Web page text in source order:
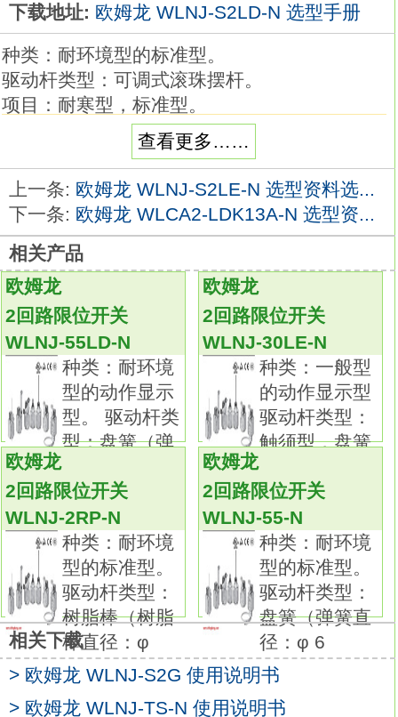
下载地址: 欧姆龙 WLNJ-S2LD-N 选型手册
种类：耐环境型的标准型。
驱动杆类型：可调式滚珠摆杆。
项目：耐寒型，标准型。
预行程（PT）：25正负5°。
可根据使用环境和用途进行选择，品种丰富的2
回路限位开关。
品种丰富，备有一般型、耐环境型、防溅型、
长寿命型等。
标准采用交叉式结构，使用有高可靠性的包金
接点。
一般负载、微小负载均可使用。
摆杆型中标准配备90°过行程、单侧动作设定、
头部4方向安装功能WLNJ-S2LD-N
通过EN/IEC、 UL、 cUL、 CCC标准认证。种
类：耐环境型的标准型。
驱动杆类型：滚珠摆杆 R38。
项目：高密闭型，标准型。
预行程（PT）：25正负5°。
可根据使用环境和用途进行选择，品种丰富的2
回路限位开关。
品种丰富，备有一般型、耐环境型、防溅型、
长寿命型等。
标准采用交叉式结构，使用有高可靠性的包金
接点。
一般负载、微小负载均可使用。
摆杆型中标准配备90°过行程、单侧动作设定、
头部4方向安装功能。
查看更多……
上一条: 欧姆龙 WLNJ-S2LE-N 选型资料选...
下一条: 欧姆龙 WLCA2-LDK13A-N 选型资...
相关产品
欧姆龙
2回路限位开关
WLNJ-55LD-N
种类：耐环境
型的动作显示
型。 驱动杆类
型：盘簧（弹
欧姆龙
2回路限位开关
WLNJ-30LE-N
种类：一般型
的动作显示型
驱动杆类型：
触须型，盘簧
欧姆龙
2回路限位开关
WLNJ-2RP-N
种类：耐环境
型的标准型。
驱动杆类型：
树脂棒（树脂
棒直径：φ
欧姆龙
2回路限位开关
WLNJ-55-N
种类：耐环境
型的标准型。
驱动杆类型：
盘簧（弹簧直
径：φ 6
相关下载
> 欧姆龙 WLNJ-S2G 使用说明书
> 欧姆龙 WLNJ-TS-N 使用说明书